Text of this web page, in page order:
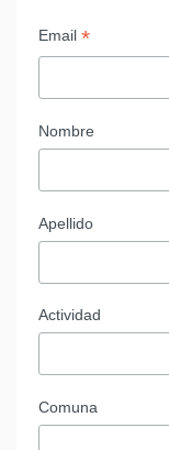
Email *
Nombre
Apellido
Actividad
Comuna